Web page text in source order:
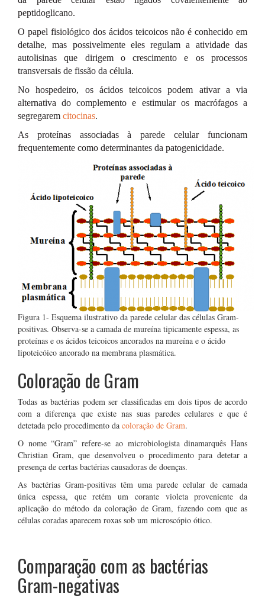
peptidoglicano.
O papel fisiológico dos ácidos teicoicos não é conhecido em
detalhe, mas possivelmente eles regulam a atividade das
autolisinas que dirigem o crescimento e os processos
transversais de fissão da célula.
No hospedeiro, os ácidos teicoicos podem ativar a via
alternativa do complemento e estimular os macrófagos a
segregarem citocinas.
As proteínas associadas à parede celular funcionam
frequentemente como determinantes da patogenicidade.
Figura 1- Esquema ilustrativo da parede celular das células Gram-
positivas. Observa-se a camada de mureína tipicamente espessa, as
proteínas e os ácidos teicoicos ancorados na mureína e o ácido
lipoteicóico ancorado na membrana plasmática.
Coloração de Gram
Todas as bactérias podem ser classificadas em dois tipos de acordo
com a diferença que existe nas suas paredes celulares e que é
detetada pelo procedimento da coloração de Gram.
O nome “Gram” refere-se ao microbiologista dinamarquês Hans
Christian Gram, que desenvolveu o procedimento para detetar a
presença de certas bactérias causadoras de doenças.
As bactérias Gram-positivas têm uma parede celular de camada
única espessa, que retém um corante violeta proveniente da
aplicação do método da coloração de Gram, fazendo com que as
células coradas aparecem roxas sob um microscópio ótico.
Comparação com as bactérias
Gram-negativas